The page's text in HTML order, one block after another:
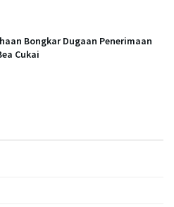
Bongkar Dugaan Penerimaan
Cukai